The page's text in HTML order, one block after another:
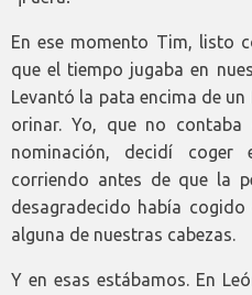
En ese momento Tim, listo
que el tiempo jugaba en
Levantó la pata encima de
orinar. Yo, que no
nominación, decidí
corriendo antes de que la
desagradecido había
alguna de nuestras cabezas.
Y en esas estábamos. En